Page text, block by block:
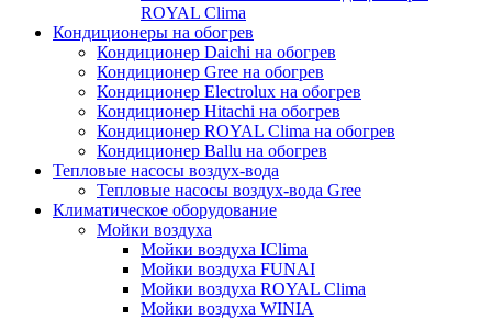
ROYAL Clima
Кондиционеры на обогрев
Кондиционер Daichi на обогрев
Кондиционер Gree на обогрев
Кондиционер Electrolux на обогрев
Кондиционер Hitachi на обогрев
Кондиционер ROYAL Clima на обогрев
Кондиционер Ballu на обогрев
Тепловые насосы воздух-вода
Тепловые насосы воздух-вода Gree
Климатическое оборудование
Мойки воздуха
Мойки воздуха IClima
Мойки воздуха FUNAI
Мойки воздуха ROYAL Clima
Мойки воздуха WINIA